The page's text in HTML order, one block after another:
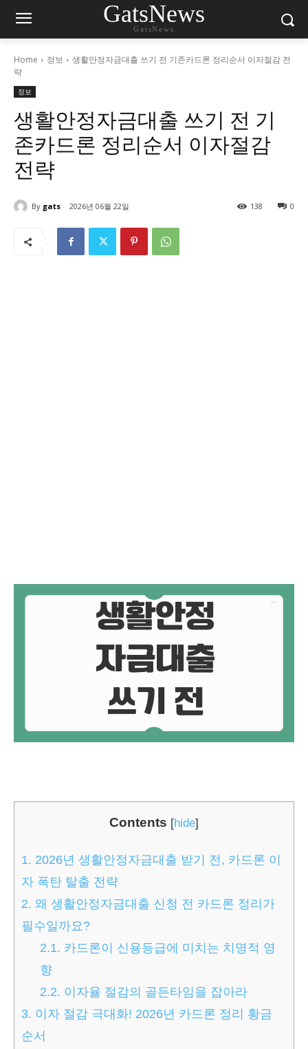
GatsNews
GatsNews
Home 정보
생활안정자금대출 쓰기 전 기존카드론 정리순서 이자절감 전
략
정보
생활안정자금대출 쓰기 전 기
존카드론 정리순서 이자절감
전략
By gats 2026년 06월 22일 0
138
Contents [hide]
1. 2026년 생활안정자금대출 받기 전, 카드론 이
자 폭탄 탈출 전략
2. 왜 생활안정자금대출 신청 전 카드론 정리가
필수일까요?
2.1. 카드론이 신용등급에 미치는 치명적 영
향
2.2. 이자율 절감의 골든타임을 잡아라
3. 이자 절감 극대화! 2026년 카드론 정리 황금
순서